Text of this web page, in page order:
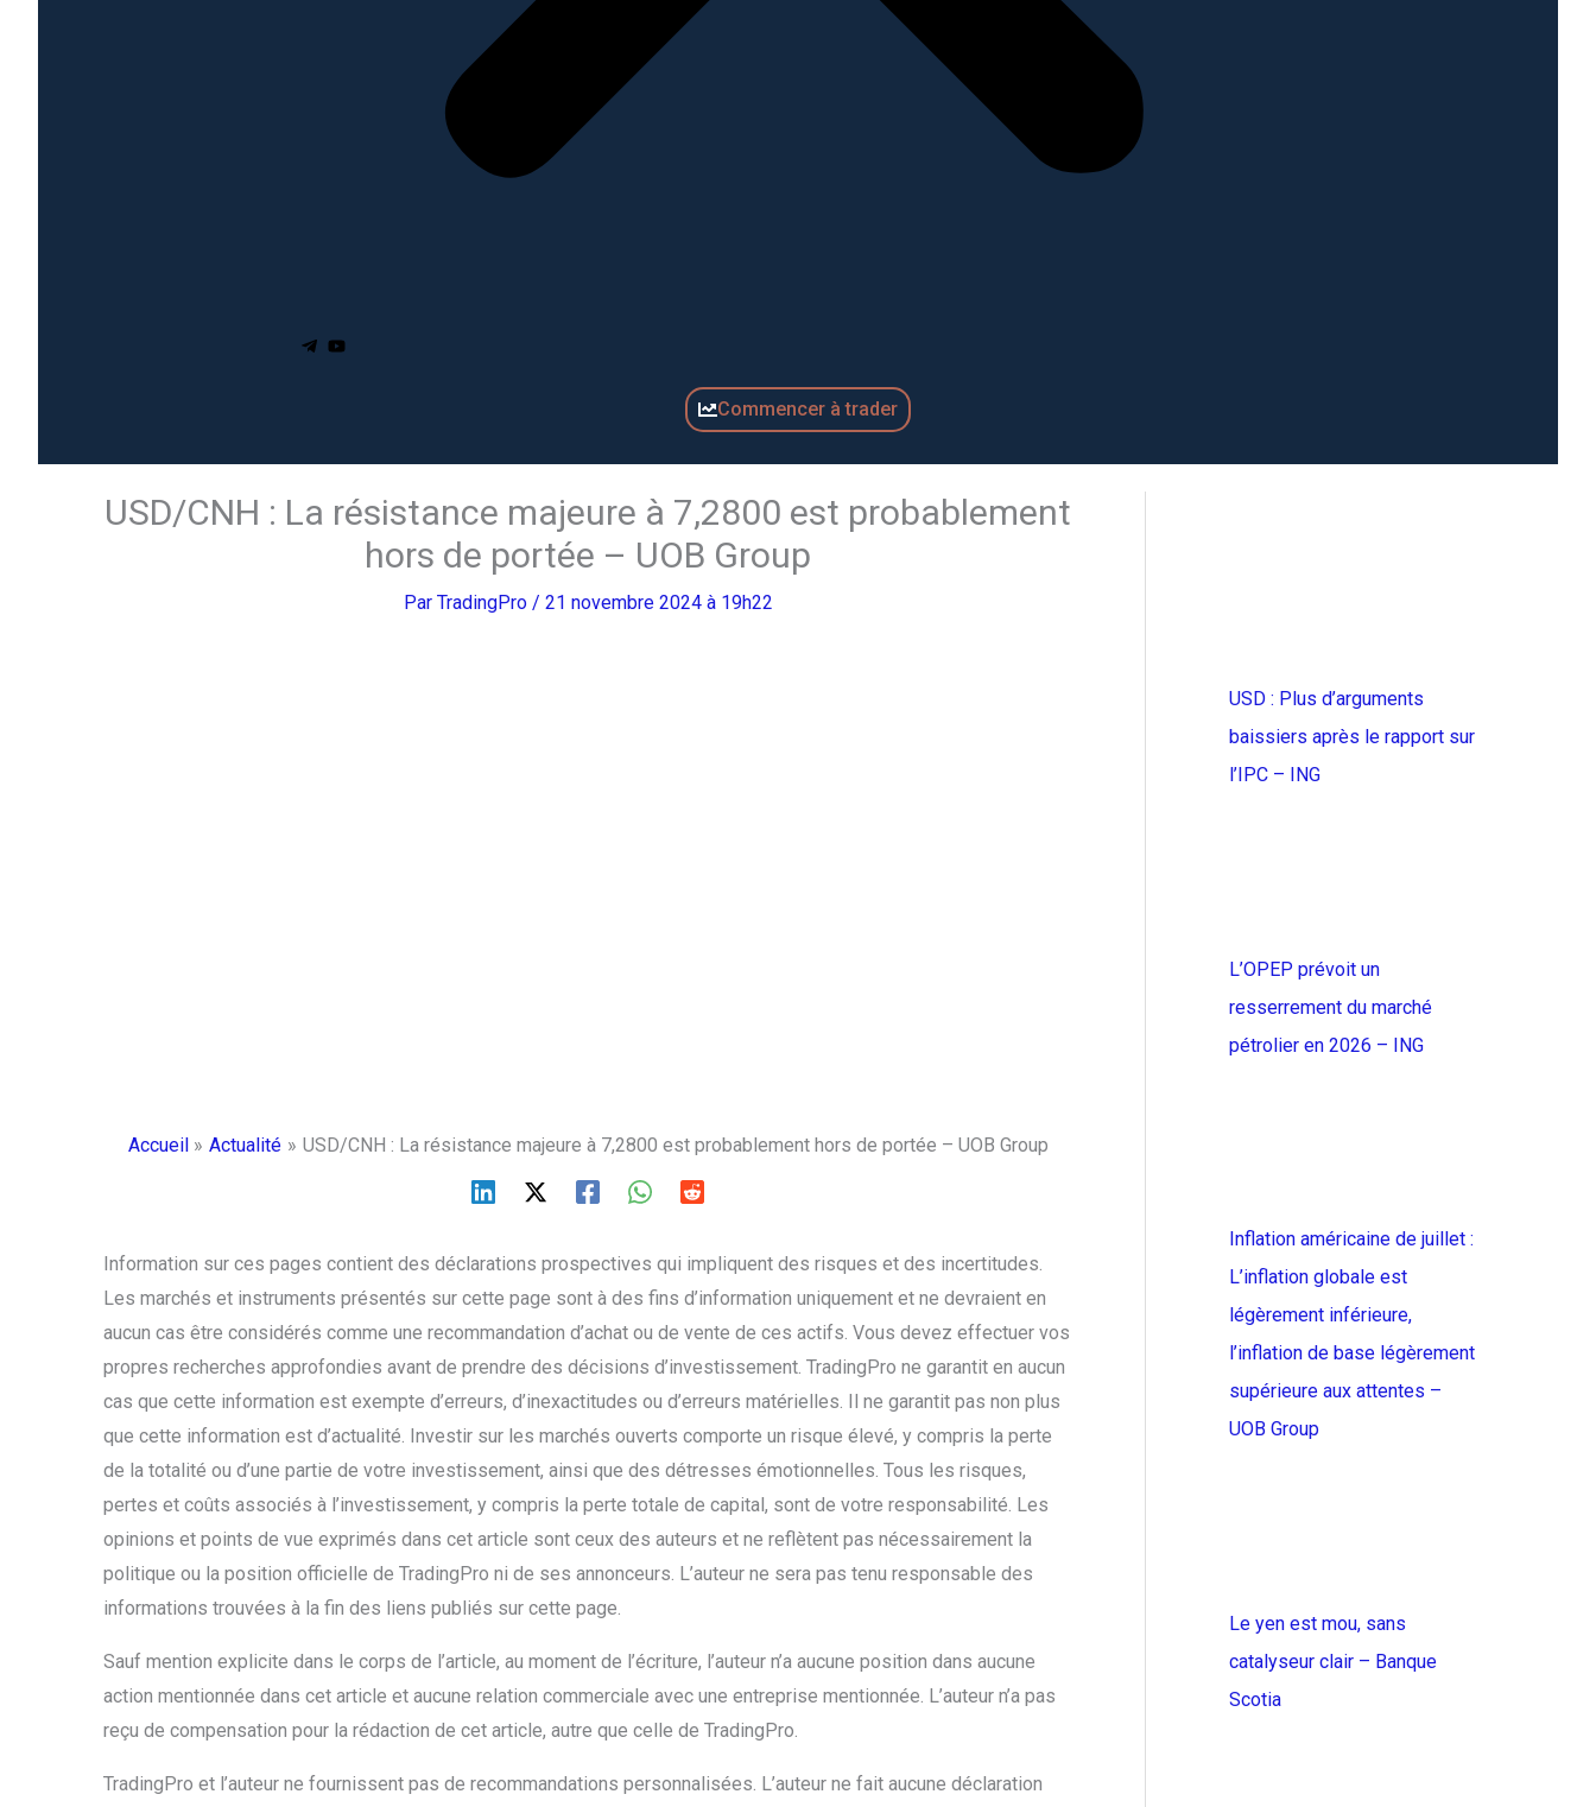
Commencer à trader
USD/CNH : La résistance majeure à 7,2800 est probablement
hors de portée – UOB Group
Par TradingPro / 21 novembre 2024 à 19h22
Accueil Actualité USD/CNH : La résistance majeure à 7,2800 est probablement hors de portée – UOB Group
Information sur ces pages contient des déclarations prospectives qui impliquent des risques et des incertitudes.
Les marchés et instruments présentés sur cette page sont à des fins d’information uniquement et ne devraient en
aucun cas être considérés comme une recommandation d’achat ou de vente de ces actifs. Vous devez effectuer vos
propres recherches approfondies avant de prendre des décisions d’investissement. TradingPro ne garantit en aucun
cas que cette information est exempte d’erreurs, d’inexactitudes ou d’erreurs matérielles. Il ne garantit pas non plus
que cette information est d’actualité. Investir sur les marchés ouverts comporte un risque élevé, y compris la perte
de la totalité ou d’une partie de votre investissement, ainsi que des détresses émotionnelles. Tous les risques,
pertes et coûts associés à l’investissement, y compris la perte totale de capital, sont de votre responsabilité. Les
opinions et points de vue exprimés dans cet article sont ceux des auteurs et ne reflètent pas nécessairement la
politique ou la position officielle de TradingPro ni de ses annonceurs. L’auteur ne sera pas tenu responsable des
informations trouvées à la fin des liens publiés sur cette page.
Sauf mention explicite dans le corps de l’article, au moment de l’écriture, l’auteur n’a aucune position dans aucune
action mentionnée dans cet article et aucune relation commerciale avec une entreprise mentionnée. L’auteur n’a pas
reçu de compensation pour la rédaction de cet article, autre que celle de TradingPro.
TradingPro et l’auteur ne fournissent pas de recommandations personnalisées. L’auteur ne fait aucune déclaration
USD : Plus d’arguments
baissiers après le rapport sur
l’IPC – ING
L’OPEP prévoit un
resserrement du marché
pétrolier en 2026 – ING
Inflation américaine de juillet :
L’inflation globale est
légèrement inférieure,
l’inflation de base légèrement
supérieure aux attentes –
UOB Group
Le yen est mou, sans
catalyseur clair – Banque
Scotia